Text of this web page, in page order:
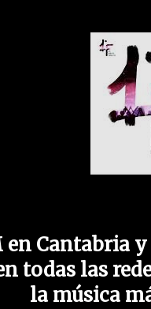
en Cantabria y
todas las
la música